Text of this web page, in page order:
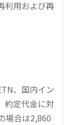
利用および再
、国内イン
約定代金に対
場合は2,860